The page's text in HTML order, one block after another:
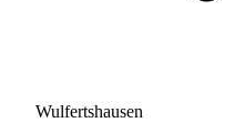
Wulfertshausen